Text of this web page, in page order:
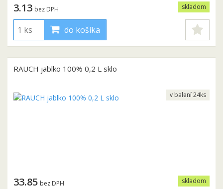
skladom
3.13 bez DPH
do košíka
RAUCH jablko 100% 0,2 L sklo
skladom
33.85 bez DPH
v balení 24ks